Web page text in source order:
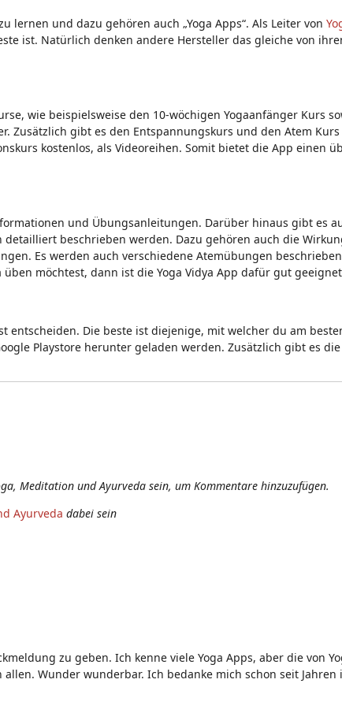
lernen und dazu gehören auch „Yoga Apps“. Als Leiter von
ist. Natürlich denken andere Hersteller das gleiche von
wie beispielsweise den 10-wöchigen Yogaanfänger Kurs
Zusätzlich gibt es den Entspannungskurs und den Atem
kostenlos, als Videoreihen. Somit bietet die App einen
und Übungsanleitungen. Darüber hinaus gibt es
beschrieben werden. Dazu gehören auch die
Es werden auch verschiedene Atemübungen
möchtest, dann ist die Yoga Vidya App dafür gut
Die beste ist diejenige, mit welcher du am
Playstore herunter geladen werden. Zusätzlich gibt es
Meditation und Ayurveda sein, um Kommentare hinzuzufügen.
Ayurveda dabei sein
zu geben. Ich kenne viele Yoga Apps, aber die von
Wunder wunderbar. Ich bedanke mich schon seit